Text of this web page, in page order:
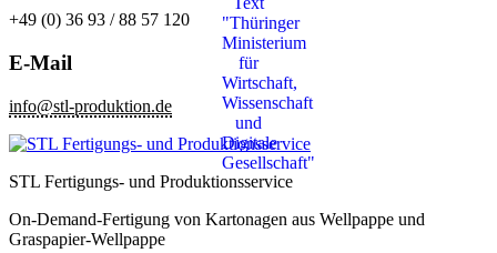
+49 (0) 36 93 / 88 57 120
E-Mail
info@stl-produktion.de
STL Fertigungs- und Produktionsservice
On-Demand-Fertigung von Kartonagen aus Wellpappe und
Graspapier-Wellpappe